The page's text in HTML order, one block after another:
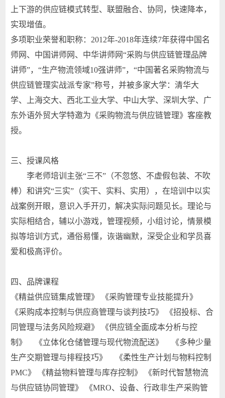
上下游的供应链模式转型、联盟融合、协同，快速降本，
实现增值。
多项职业荣誉和职称：2012年-2018年连续7年获得中国名
师网、中国讲师网、中华讲师网“采购与供应链管理品牌
讲师”，“生产物流领域10强讲师”，“中国著名采购物流与
供应链管理实战派专家”称号，并被多家大学：清华大
学、上海交大、西北工业大学、中山大学、深圳大学、广
东外语外贸大学特邀为《采购物流与供应链管理》客座教
授。
三、授课风格
李老师培训主张“三不”（不忽悠、不虚假包装、不吹
棒）和讲究“三实”（实干、实料、实用），在培训中以实
战案例开眼，意识入手开刃，解决实际问题见长。理论与
实际相结合，辅以小游戏，管理视频，小组讨论，情景模
拟等培训方式，通俗易懂，诙谐幽默，深受企业和学员喜
爱和极高评价。
四、品牌课程
《精益供应链集成管理》 《采购管理专业技能提升》
《采购成本控制与供应商管理与谈判技巧》 《招投标、合
同管理与法务风险规避》 《供应链全面成本分析与控
制》 《立体化仓储管理与现代物流配送》 《多种少量
生产交期管理与排程技巧》 《柔性生产计划与物料控制
PMC》 《精益物料管理与库存控制》 《新时代智慧物流
与供应链协同管理》 《MRO、设备、行政非生产采购管